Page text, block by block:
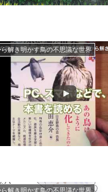
解き明かす鳥の不思議な世界
解き明かす鳥の不思議な世界